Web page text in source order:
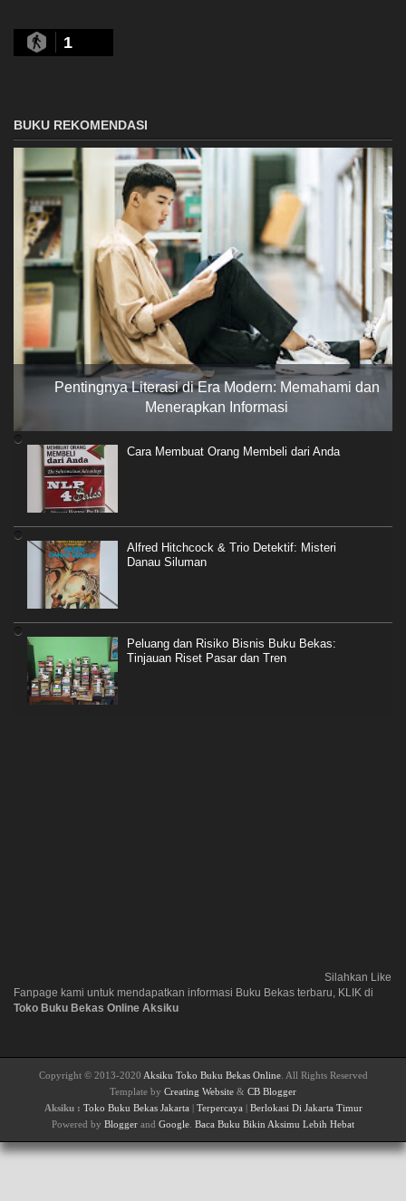
1
BUKU REKOMENDASI
Pentingnya Literasi di Era Modern: Memahami dan
Menerapkan Informasi
Cara Membuat Orang Membeli dari Anda
Alfred Hitchcock & Trio Detektif: Misteri
Danau Siluman
Peluang dan Risiko Bisnis Buku Bekas:
Tinjauan Riset Pasar dan Tren
Silahkan Like
Fanpage kami untuk mendapatkan informasi Buku Bekas terbaru, KLIK di
Toko Buku Bekas Online Aksiku
Copyright © 2013-2020 Aksiku Toko Buku Bekas Online. All Rights Reserved
Template by Creating Website & CB Blogger
Aksiku : Toko Buku Bekas Jakarta Terpercaya
Berlokasi Di Jakarta Timur
Powered by Blogger and Google Baca Buku Bikin Aksimu Lebih Hebat